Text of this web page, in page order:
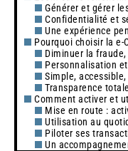
Générer et gérer
Confidentialité et
Une expérience
Pourquoi choisir la e-
Diminuer la
Personnalisation
Simple,
Transparence
Comment activer et
Mise en route :
Utilisation au
Piloter ses
Un